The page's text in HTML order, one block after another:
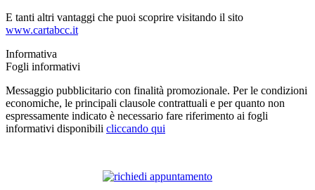
E tanti altri vantaggi che puoi scoprire visitando il sito
www.cartabcc.it
Informativa
Fogli informativi
Messaggio pubblicitario con finalità promozionale. Per le condizioni
economiche, le principali clausole contrattuali e per quanto non
espressamente indicato è necessario fare riferimento ai fogli
informativi disponibili cliccando qui